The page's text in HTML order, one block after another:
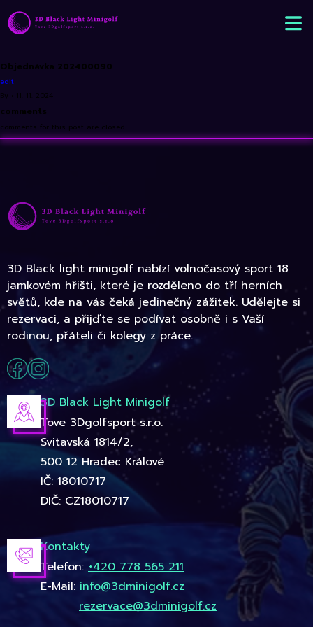
Objednávka 202400090
edit
By • 11. 11. 2024
comments
comments for this post are closed
3D Black light minigolf nabízí volnočasový sport 18
jamkovém hřišti, které je rozděleno do tří herních
světů, kde na vás čeká jedinečný zážitek. Udělejte si
rezervaci, a přijďte se podívat osobně i s Vaší
rodinou, přáteli či kolegy z práce.
3D Black Light Minigolf
Tove 3Dgolfsport s.r.o.
Svitavská 1814/2,
500 12 Hradec Králové
IČ: 18010717
DIČ: CZ18010717
Kontakty
Telefon: +420 778 565 211
E-Mail: info@3dminigolf.cz
rezervace@3dminigolf.cz